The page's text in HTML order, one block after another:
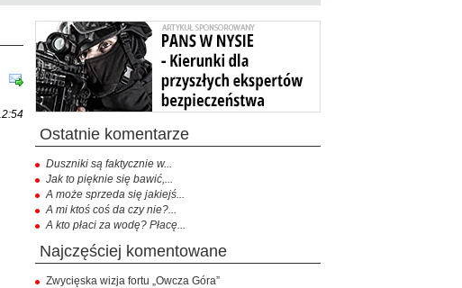
ostatnie komentarze
Duszniki są faktycznie w...
Jak to pięknie się bawić,...
A może sprzeda się jakiejś...
A mi ktoś coś da czy nie?...
A kto płaci za wodę? Płacę...
najczęściej komentowane
Zwycięska wizja fortu „Owcza Góra”